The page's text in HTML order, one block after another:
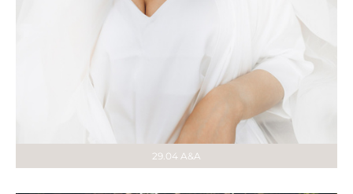
29.04 A&A